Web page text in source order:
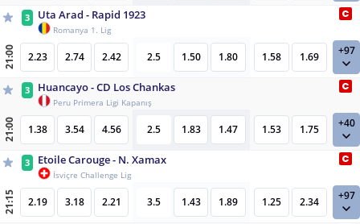
3 Uta Arad - Rapid 1923
Romanya 1. Lig
21:00 2.23 2.74 2.42 2.5 1.50 1.80 1.58 1.69 +97
3 Huancayo - CD Los Chankas
Peru Primera Ligi Kapanış
21:00 1.38 3.54 4.56 2.5 1.83 1.47 1.53 1.75 +40
3 Etoile Carouge - N. Xamax
İsviçre Challenge Lig
21:15 2.19 3.18 2.21 3.5 1.43 1.89 1.25 2.34 +97